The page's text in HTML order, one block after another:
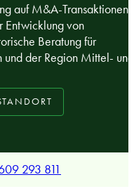
auf M&A-Transaktionen
Entwicklung von
Beratung für
der Region Mittel- und
293 811